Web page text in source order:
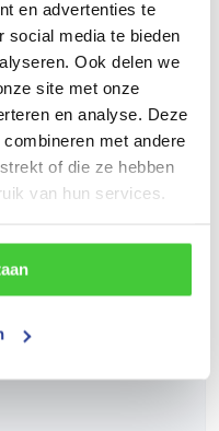
en advertenties te
social media te bieden
Ook delen we
site met onze
en analyse. Deze
met andere
of die ze hebben
van hun services.
toen ik hem op
zeer vriendelijk.